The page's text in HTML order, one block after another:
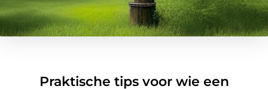
Praktische tips voor wie een